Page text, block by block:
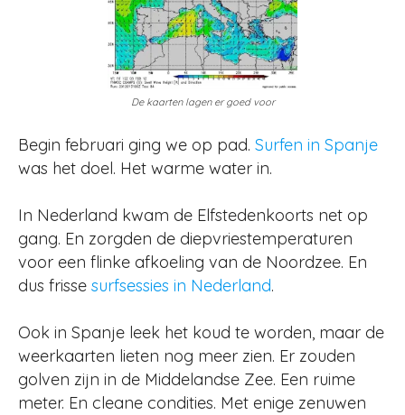
De kaarten lagen er goed voor
Begin februari ging we op pad. Surfen in Spanje
was het doel. Het warme water in.
In Nederland kwam de Elfstedenkoorts net op
gang. En zorgden de diepvriestemperaturen
voor een flinke afkoeling van de Noordzee. En
dus frisse surfsessies in Nederland.
Ook in Spanje leek het koud te worden, maar de
weerkaarten lieten nog meer zien. Er zouden
golven zijn in de Middelandse Zee. Een ruime
meter. En cleane condities. Met enige zenuwen